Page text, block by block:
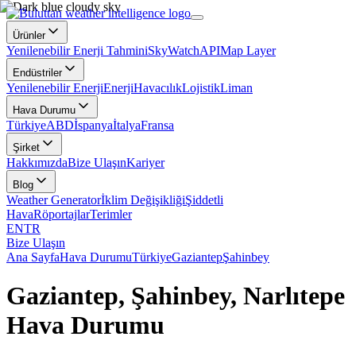
Ürünler
Yenilenebilir Enerji TahminiSkyWatchAPIMap Layer
Endüstriler
Yenilenebilir EnerjiEnerjiHavacılıkLojistikLiman
Hava Durumu
TürkiyeABDİspanyaİtalyaFransa
Şirket
HakkımızdaBize UlaşınKariyer
Blog
Weather Generatorİklim DeğişikliğiŞiddetli
HavaRöportajlarTerimler
ENTR
Bize Ulaşın
Ana SayfaHava DurumuTürkiyeGaziantepŞahinbey
Gaziantep, Şahinbey, Narlıtepe
Hava Durumu